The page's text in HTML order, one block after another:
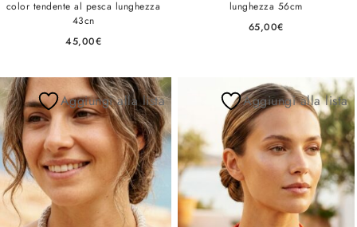
color tendente al pesca lunghezza
43cn
45,00€
lunghezza 56cm
65,00€
Aggiungi alla lista Aggiungi alla lista